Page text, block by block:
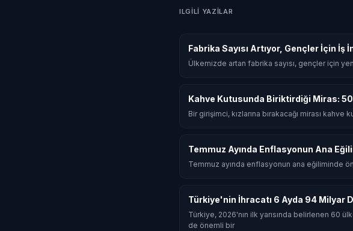
ILGILI YAZILAR
Fabrika Sayısı Artıyor, Gençler İçin İş
Ülkemizde artan fabrika sayısı, gençler için
Kahve Kutusunda Biriktirdiği Miras:
Bir girişimci, kızlarına bırakacağı mirası
Temmuz Ayında Enflasyonun Ana
Temmuz ayında enflasyonun ana eğiliminde
Türkiye'nin İhracatı 6 Ayda 94 Milyar
Türkiye, 2026'nın ilk yarısında belirlenen 60
de önemli bir